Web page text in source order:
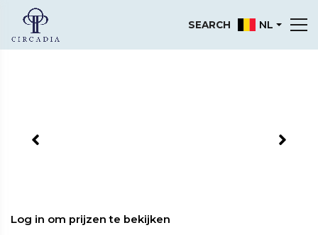
SEARCH NL
Log in om prijzen te bekijken